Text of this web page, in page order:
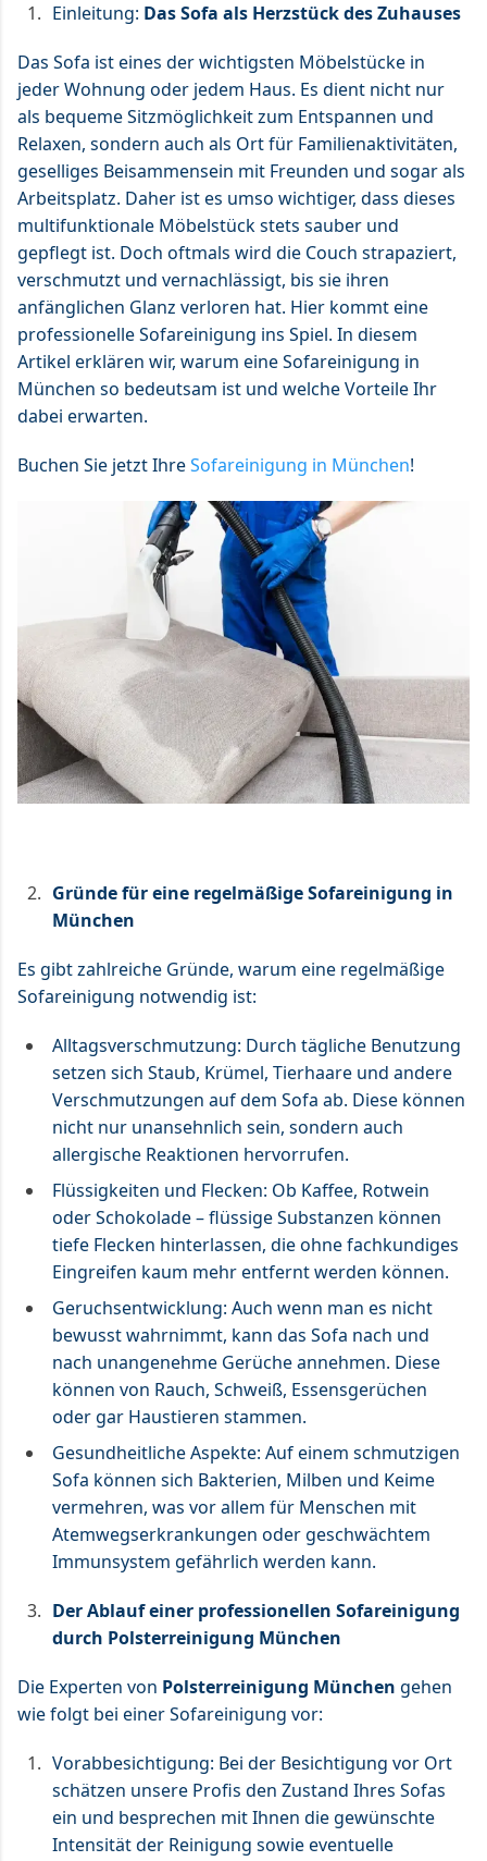
Einleitung: Das Sofa als Herzstück des Zuhauses
Das Sofa ist eines der wichtigsten Möbelstücke in
jeder Wohnung oder jedem Haus. Es dient nicht nur
als bequeme Sitzmöglichkeit zum Entspannen und
Relaxen, sondern auch als Ort für Familienaktivitäten,
geselliges Beisammensein mit Freunden und sogar als
Arbeitsplatz. Daher ist es umso wichtiger, dass dieses
multifunktionale Möbelstück stets sauber und
gepflegt ist. Doch oftmals wird die Couch strapaziert,
verschmutzt und vernachlässigt, bis sie ihren
anfänglichen Glanz verloren hat. Hier kommt eine
professionelle Sofareinigung ins Spiel. In diesem
Artikel erklären wir, warum eine Sofareinigung in
München so bedeutsam ist und welche Vorteile Ihr
dabei erwarten.
Buchen Sie jetzt IhreSofareinigung in München!
Gründe für eine regelmäßige Sofareinigung in
München
Es gibt zahlreiche Gründe, warum eine regelmäßige
Sofareinigung notwendig ist:
Alltagsverschmutzung: Durch tägliche Benutzung
setzen sich Staub, Krümel, Tierhaare und andere
Verschmutzungen auf dem Sofa ab. Diese können
nicht nur unansehnlich sein, sondern auch
allergische Reaktionen hervorrufen.
Flüssigkeiten und Flecken: Ob Kaffee, Rotwein
oder Schokolade – flüssige Substanzen können
tiefe Flecken hinterlassen, die ohne fachkundiges
Eingreifen kaum mehr entfernt werden können.
Geruchsentwicklung: Auch wenn man es nicht
bewusst wahrnimmt, kann das Sofa nach und
nach unangenehme Gerüche annehmen. Diese
können von Rauch, Schweiß, Essensgerüchen
oder gar Haustieren stammen.
Gesundheitliche Aspekte: Auf einem schmutzigen
Sofa können sich Bakterien, Milben und Keime
vermehren, was vor allem für Menschen mit
Atemwegserkrankungen oder geschwächtem
Immunsystem gefährlich werden kann.
Der Ablauf einer professionellen Sofareinigung
durch Polsterreinigung München
Die Experten von Polsterreinigung München gehen
wie folgt bei einer Sofareinigung vor:
Vorabbesichtigung: Bei der Besichtigung vor Ort
schätzen unsere Profis den Zustand Ihres Sofas
ein und besprechen mit Ihnen die gewünschte
Intensität der Reinigung sowie eventuelle